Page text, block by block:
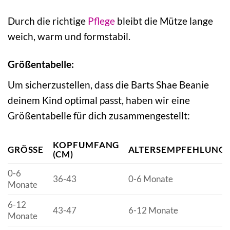
Durch die richtige Pflege bleibt die Mütze lange
weich, warm und formstabil.
Größentabelle:
Um sicherzustellen, dass die Barts Shae Beanie
deinem Kind optimal passt, haben wir eine
Größentabelle für dich zusammengestellt:
GRÖSSE
KOPFUMFANG
(CM)
ALTERSEMPFEHLUNG
0-6
Monate
36-43 0-6 Monate
6-12
Monate
43-47 6-12 Monate